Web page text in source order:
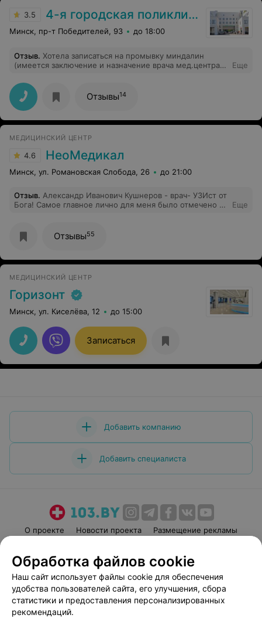
3.5 4-я городская поликлиника
Минск, пр-т Победителей, 93 до 18:00
Отзыв. Хотела записаться на промывку миндалин
(имеется заключение и назначение врача мед.центра)
на консультации. Я попросила записать меня на
консультацию (платную) к врачу, на что мне ответили:
"Если вы у нас не обслуживаетесь, то и платную услугу
врач не оказывает". Ну что я могу сказать на это - СССР
отдыхает....
Еще
Отзывы14
МЕДИЦИНСКИЙ ЦЕНТР
4.6 НеоМедикал
Минск, ул. Романовская Слобода, 26 до 21:00
Отзыв. Александр Иванович Кушнеров - врач- УЗИст от
Бога! Самое главное лично для меня было отмечено в
полости + кишечник ). 2. Рассказывает понятно и
отвечает на ВСЕ вопросы! Самое интересное и тоже
позвоночном отделе, выпячивание было внутреннее и
как бы знала. Если хотите знать о себе всё, что
касается внутренностей) - к нему!
Еще
Отзывы55
МЕДИЦИНСКИЙ ЦЕНТР
Горизонт
Минск, ул. Киселёва, 12 до 15:00
Записаться
Добавить компанию
Добавить специалиста
О проекте Новости проекта
Размещение рекламы
Пользовательское соглашение
Способы оплаты
Вакансии
Партнеры
Написать руководителю 103.by
Обработка файлов cookie
Наш сайт использует файлы cookie для обеспечения
удобства пользователей сайта, его улучшения, сбора
статистики и предоставления персонализированных
рекомендаций.